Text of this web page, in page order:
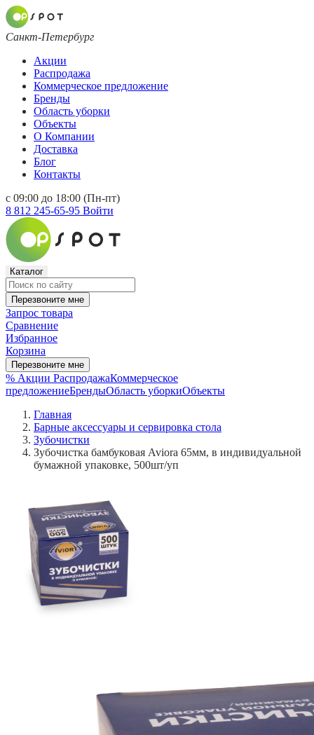
Санкт-Петербург
Акции
Распродажа
Коммерческое предложение
Бренды
Область уборки
Объекты
О Компании
Доставка
Блог
Контакты
с 09:00 до 18:00 (Пн-пт)
8 812 245-65-95 Войти
Каталог
Перезвоните мне
Запрос товара
Сравнение
Избранное
Корзина
Перезвоните мне
% Акции РаспродажаКоммерческое
предложениеБрендыОбласть уборкиОбъекты
Главная
Барные аксессуары и сервировка стола
Зубочистки
Зубочистка бамбуковая Aviora 65мм, в индивидуальной
бумажной упаковке, 500шт/уп